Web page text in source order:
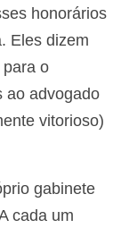
honorários
Eles dizem
o
ao advogado
vitorioso)
gabinete
cada um